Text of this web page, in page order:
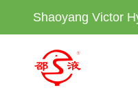
Shaoyang Victor